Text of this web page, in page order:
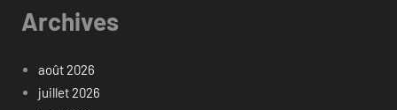
Archives
août 2026
juillet 2026